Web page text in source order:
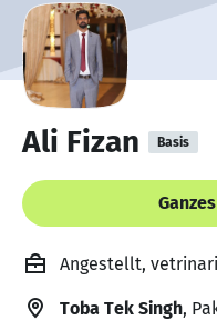
Ali Fizan Basis
Angestellt,
Toba Tek Singh,